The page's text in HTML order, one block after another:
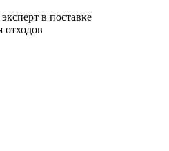
в поставке
отходов